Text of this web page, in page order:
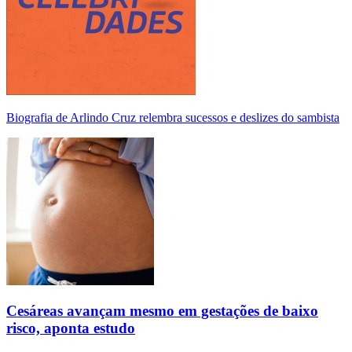
Biografia de Arlindo Cruz relembra sucessos e deslizes do sambista
Cesáreas avançam mesmo em gestações de baixo
risco, aponta estudo